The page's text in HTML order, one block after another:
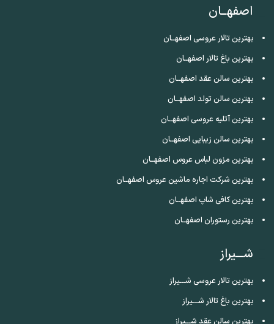
اصفهــان
بهترین تالار عروسی اصفهــان
بهترین باغ تالار اصفهــان
بهترین سالن عقد اصفهــان
بهترین سالن تولد اصفهــان
بهترین آتلیه عروسی اصفهــان
بهترین سالن زیبایی اصفهــان
بهترین مزون لباس عروس اصفهــان
بهترین شرکت اجاره ماشین عروس اصفهــان
بهترین کافی شاپ اصفهــان
بهترین رستوران اصفهــان
شـــیراز
بهترین تالار عروسی شـــیراز
بهترین باغ تالار شـــیراز